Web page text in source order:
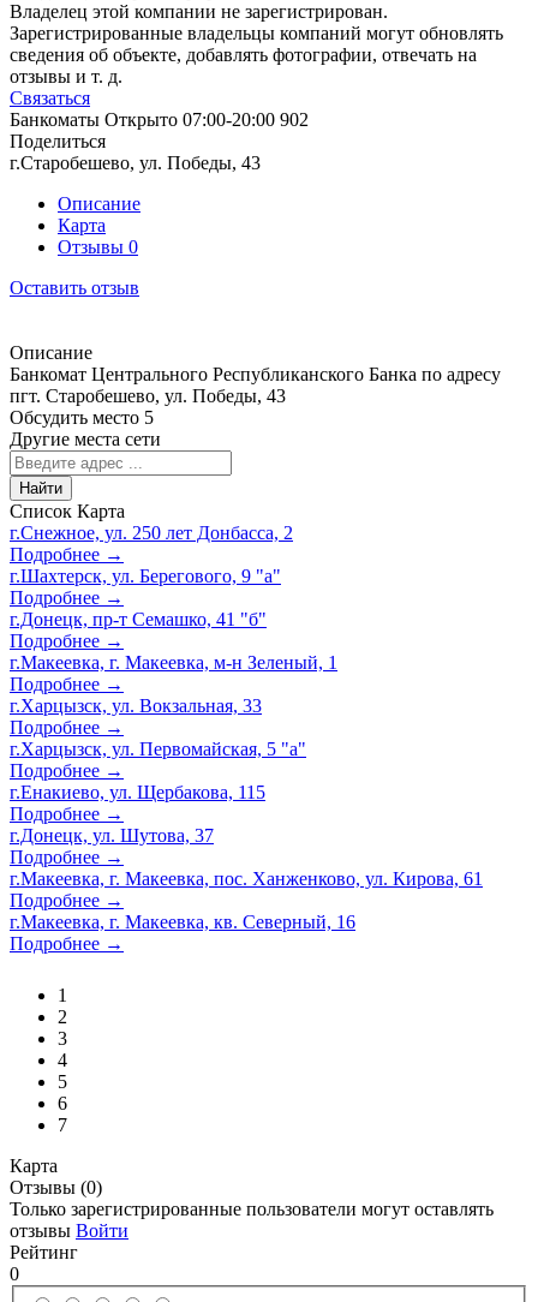
Владелец этой компании не зарегистрирован.
Зарегистрированные владельцы компаний могут обновлять
сведения об объекте, добавлять фотографии, отвечать на
отзывы и т. д.
Связаться
Банкоматы Открыто 07:00-20:00 902
Поделиться
г.Старобешево, ул. Победы, 43
Описание
Карта
Отзывы 0
Оставить отзыв
Описание
Банкомат Центрального Республиканского Банка по адресу
пгт. Старобешево, ул. Победы, 43
Обсудить место 5
Другие места сети
Найти
Список Карта
г.Снежное, ул. 250 лет Донбасса, 2
Подробнее →
г.Шахтерск, ул. Берегового, 9 "а"
Подробнее →
г.Донецк, пр-т Семашко, 41 "б"
Подробнее →
г.Макеевка, г. Макеевка, м-н Зеленый, 1
Подробнее →
г.Харцызск, ул. Вокзальная, 33
Подробнее →
г.Харцызск, ул. Первомайская, 5 "а"
Подробнее →
г.Енакиево, ул. Щербакова, 115
Подробнее →
г.Донецк, ул. Шутова, 37
Подробнее →
г.Макеевка, г. Макеевка, пос. Ханженково, ул. Кирова, 61
Подробнее →
г.Макеевка, г. Макеевка, кв. Северный, 16
Подробнее →
1
2
3
4
5
6
7
Карта
Отзывы (0)
Только зарегистрированные пользователи могут оставлять
отзывы Войти
Рейтинг
0